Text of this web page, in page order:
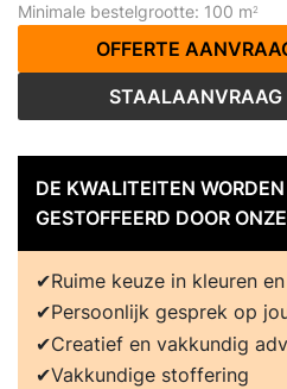
Minimale bestelgrootte: 100 m2
OFFERTE
STAALAANVRAAG
DE KWALITEITEN
GESTOFFEERD DOOR
Ruime keuze in kleuren
Persoonlijk gesprek op
Creatief en vakkundig
Vakkundige stoffering